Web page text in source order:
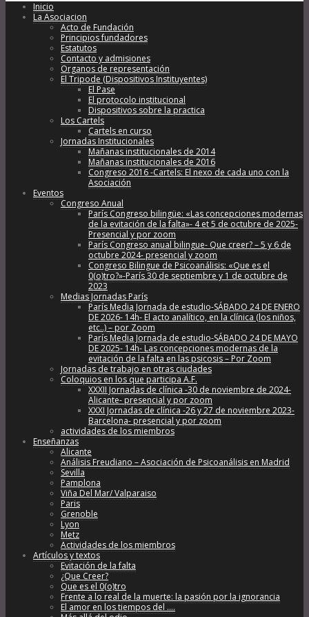
Inicio
La Asociacion
Acto de Fundación
Principios fundadores
Estatutos
Contacto y admisiones
Organos de representación
El Tripode (Dispositivos Instituyentes)
El Pase
El protocolo institucional
Dispositivos sobre la practica
Los Cartels
Cartels en curso
Jornadas Institucionales
Mañanas institucionales de 2014
Mañanas institucionales de 2016
Congreso 2016 -Cartels: El nexo de cada uno con la
Asociación
Eventos
Congreso Anual
París Congreso bilingüe: «Las concepciones modernas
de la evitación de la falta»- 4 et 5 de octubre de 2025-
Presencial y por zoom
París Congreso anual bilingue- Que creer? – 5 y 6 de
octubre 2024- presencial y zoom
Congreso Bilingue de Psicoanálisis: «Que es el
0(o)tro?»-París 30 de septiembre y 1 de octubre de
2023
Medias Jornadas París
París Media Jornada de estudio-SÁBADO 24 DE ENERO
DE 2026- 14h- El acto analítico, en la clínica (los niños,
etc..) – por Zoom
París Media Jornada de estudio-SÁBADO 24 DE MAYO
DE 2025- 14h- Las concepciones modernas de la
evitación de la falta en las psicosis – Por Zoom
Jornadas de trabajo en otras ciudades
Coloquios en los que participa A.F.
XXXII Jornadas de clínica -30 de noviembre de 2024-
Alicante- presencial y por zoom
XXXI Jornadas de clínica -26 y 27 de noviembre 2023-
Barcelona- presencial y por zoom
actividades de los miembros
Enseñanzas
Alicante
Análisis Freudiano – Asociación de Psicoanálisis en Madrid
Sevilla
Pamplona
Viña Del Mar/ Valparaiso
Paris
Grenoble
Lyon
Metz
Actividades de los miembros
Artículos y textos
Evitación de la falta
¿Que Creer?
Que es el 0(o)tro
Frente a lo real de la muerte: la pasión por la ignorancia
El amor en los tiempos del ….